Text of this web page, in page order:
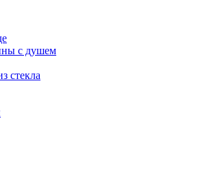
с душем
стекла